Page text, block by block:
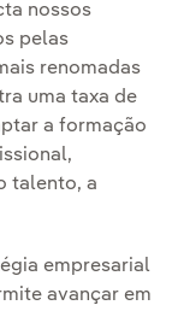
nossos
pelas
renomadas
uma taxa de
a formação
talento, a
empresarial
avançar em